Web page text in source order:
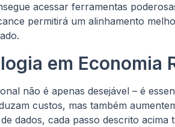
acessar ferramentas
permitirá um alinhamento
em Economia
não é apenas desejável – é
custos, mas também
dados, cada passo descrito acima